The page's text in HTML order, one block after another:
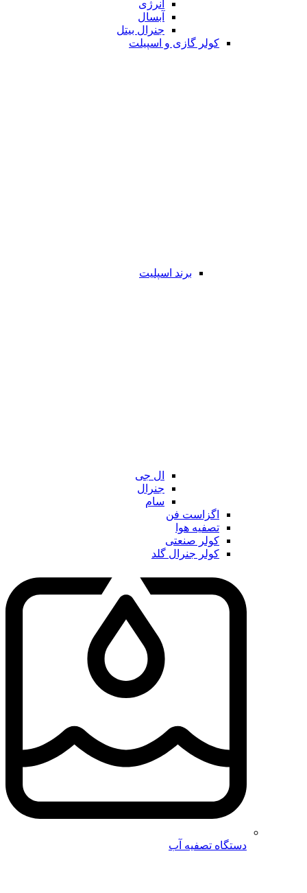
انرژی
آبسال
جنرال بیتل
کولر گازی و اسپیلت
برند اسپلیت
ال جی
جنرال
سام
اگزاست فن
تصفیه هوا
کولر صنعتی
کولر جنرال گلد
دستگاه تصفیه آب